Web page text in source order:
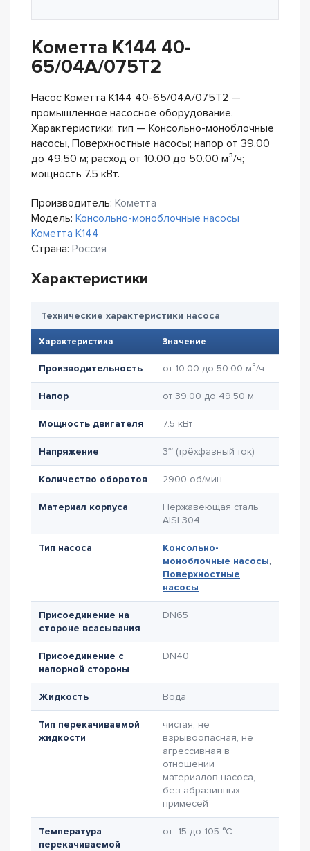
Кометта К144 40-
65/04А/075Т2
Насос Кометта К144 40-65/04А/075Т2 —
промышленное насосное оборудование.
Характеристики: тип — Консольно-моноблочные
насосы, Поверхностные насосы; напор от 39.00
до 49.50 м; расход от 10.00 до 50.00 м³/ч;
мощность 7.5 кВт.
Производитель: Кометта
Модель: Консольно-моноблочные насосы
Кометта К144
Страна: Россия
Характеристики
Технические характеристики насоса
Характеристика Значение
Производительность от 10.00 до 50.00 м³/ч
Напор от 39.00 до 49.50 м
Мощность двигателя 7.5 кВт
Напряжение 3~ (трёхфазный ток)
Количество оборотов 2900 об/мин
Материал корпуса
Нержавеющая сталь
AISI 304
Тип насоса
Консольно-
моноблочные насосы,
Поверхностные
насосы
Присоединение на
стороне всасывания
DN65
Присоединение с
напорной стороны
DN40
Жидкость Вода
Тип перекачиваемой
жидкости
чистая, не
взрывоопасная, не
агрессивная в
отношении
материалов насоса,
без абразивных
примесей
Температура
перекачиваемой
от -15 до 105 °C